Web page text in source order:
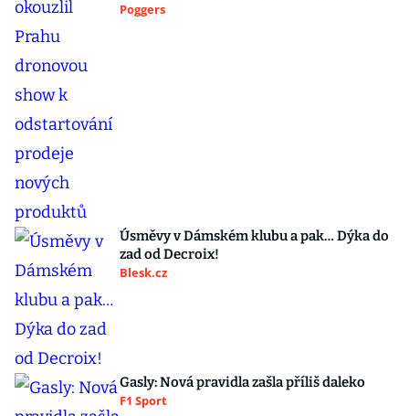
Poggers
Úsměvy v Dámském klubu a pak… Dýka do
zad od Decroix!
Blesk.cz
Gasly: Nová pravidla zašla příliš daleko
F1 Sport